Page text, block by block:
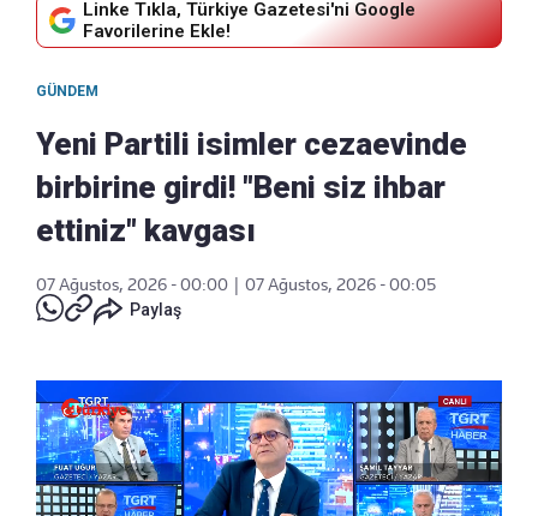
Linke Tıkla, Türkiye Gazetesi'ni Google
Favorilerine Ekle!
GÜNDEM
Yeni Partili isimler cezaevinde
birbirine girdi! "Beni siz ihbar
ettiniz" kavgası
07 Ağustos, 2026 - 00:00
07 Ağustos, 2026 - 00:05
Paylaş